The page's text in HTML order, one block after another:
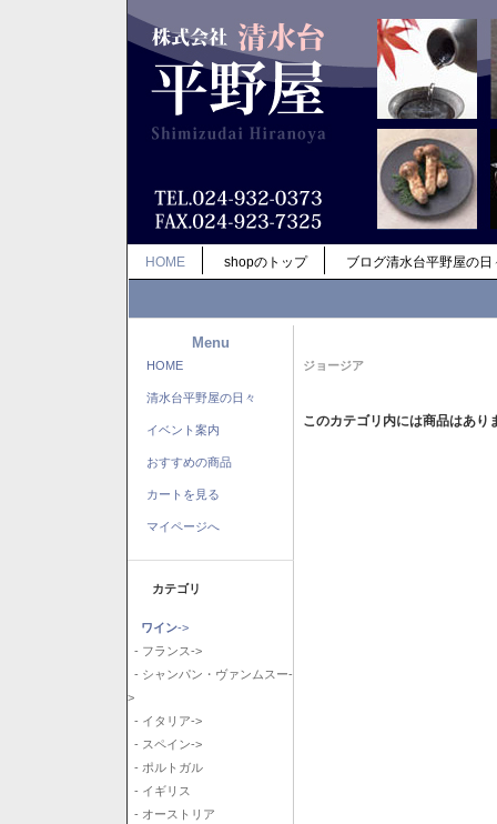
HOME shopのトップ ブログ清水台平野屋の日
Menu
HOME
清水台平野屋の日々
イベント案内
おすすめの商品
カートを見る
マイページへ
カテゴリ
ワイン->
- フランス->
- シャンパン・ヴァンムスー-
>
- イタリア->
- スペイン->
- ポルトガル
- イギリス
- オーストリア
ジョージア
このカテゴリ内には商品はあり